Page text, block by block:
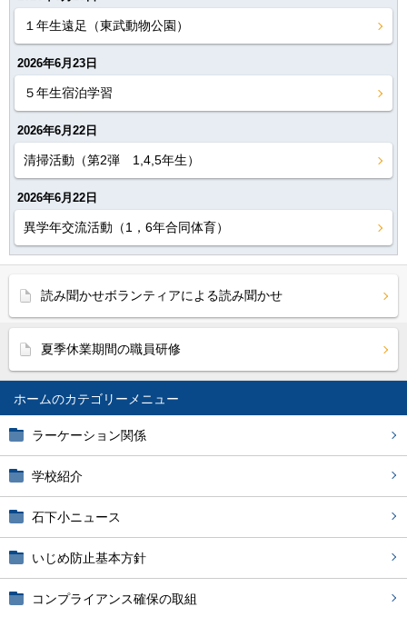
ホーム
ラーケーション関係
学校紹介
石下小ニュース
いじめ防止基本方針
コンプライアンス確保の取組
１年生遠足（東武動物公園）
2026年6月23日
５年生宿泊学習
2026年6月22日
清掃活動（第2弾 1,4,5年生）
2026年6月22日
異学年交流活動（1，6年合同体育）
読み聞かせボランティアによる読み聞かせ
夏季休業期間の職員研修